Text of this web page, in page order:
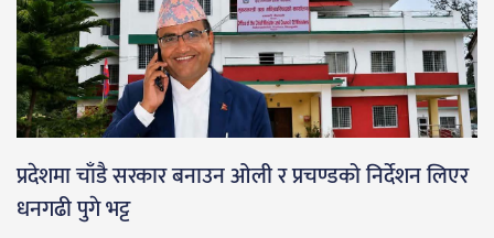
प्रदेशमा चाँडै सरकार बनाउन ओली र प्रचण्डको निर्देशन लिएर
धनगढी पुगे भट्ट